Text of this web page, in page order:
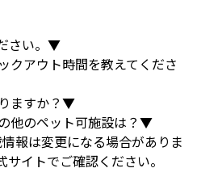
い。 ▼
クアウト時間を教えてくださ
ますか？▼
他のペット可施設は？▼
報は変更になる場合がありま
イトでご確認ください。